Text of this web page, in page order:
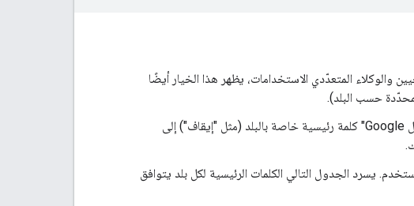
والوكلاء المتعدّدي الاستخدامات، يظهر هذا الخيار أيضًا
حسب البلد).
إلى تنفيذ إجراءَين متزامنين: يرسل تطبيق "رسائل Google" كلمة رئيسية خاصة بالبلد (مثل "إيقاف") إلى
يسرد الجدول التالي الكلمات الرئيسية لكل بلد يتوافق